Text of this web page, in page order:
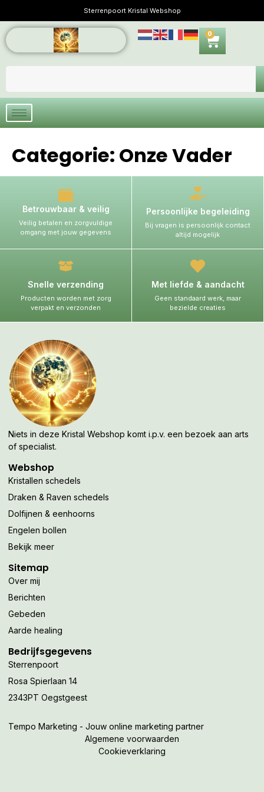
Sterrenpoort Kristal Webshop
0
Categorie: Onze Vader
Betrouwbaar & veilig
Veilig betalen en zorgvuldige
omgang met jouw gegevens
Persoonlijke begeleiding
Bij vragen is persoonlijk contact
altijd mogelijk
Snelle verzending
Producten worden met zorg
verpakt en verzonden
Met liefde & aandacht
Geen standaard werk, maar
bezielde creaties
Niets in deze Kristal Webshop komt i.p.v. een bezoek aan arts
of specialist.
Webshop
Kristallen schedels
Draken & Raven schedels
Dolfijnen & eenhoorns
Engelen bollen
Bekijk meer
Sitemap
Over mij
Berichten
Gebeden
Aarde healing
Bedrijfsgegevens
Sterrenpoort
Rosa Spierlaan 14
2343PT Oegstgeest
Tempo Marketing - Jouw online marketing partner
Algemene voorwaarden
Cookieverklaring